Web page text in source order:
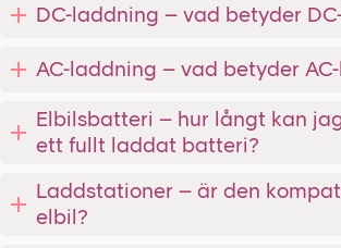
DC-laddning – vad betyder
AC-laddning – vad betyder
Elbilsbatteri – hur långt kan
ett fullt laddat batteri?
Laddstationer – är den
elbil?